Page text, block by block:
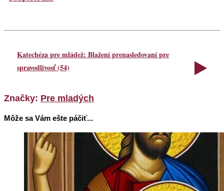
Katechéza pre mládež: Blažení prenasledovaní pre
spravodlivosť (54)
Značky: Pre mladých
Môže sa Vám ešte páčiť...